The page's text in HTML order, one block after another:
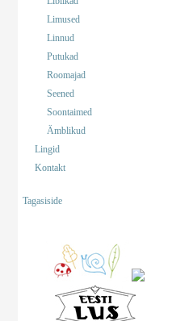
Limused
Linnud
Putukad
Roomajad
Seened
Soontaimed
Ämblikud
Lingid
Kontakt
Tagasiside